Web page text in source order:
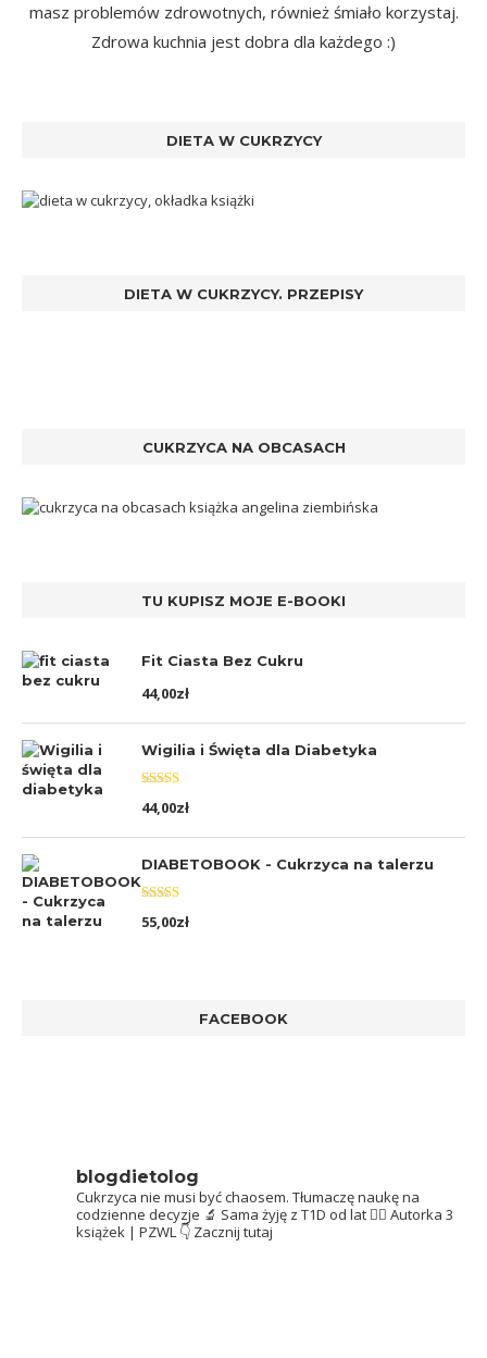
masz problemów zdrowotnych, również śmiało korzystaj.
Zdrowa kuchnia jest dobra dla każdego :)
DIETA W CUKRZYCY
DIETA W CUKRZYCY. PRZEPISY
CUKRZYCA NA OBCASACH
TU KUPISZ MOJE E-BOOKI
Fit Ciasta Bez Cukru
44,00zł
Wigilia i Święta dla Diabetyka
Oceniono
5.00na 5
44,00zł
DIABETOBOOK - Cukrzyca na talerzu
Oceniono
5.00na 5
55,00zł
FACEBOOK
blogdietolog
Cukrzyca nie musi być chaosem. Tłumaczę naukę na
codzienne decyzje 🔬 Sama żyję z T1D od lat 👩‍⚕️ Autorka 3
książek | PZWL 👇 Zacznij tutaj